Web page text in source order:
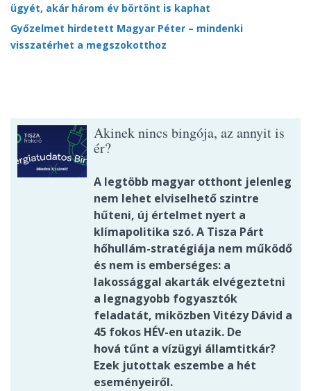
ügyét, akár három év börtönt is kaphat
Győzelmet hirdetett Magyar Péter – mindenki
visszatérhet a megszokotthoz
Akinek nincs bingója, az annyit is
ér?
A legtöbb magyar otthont jelenleg
nem lehet elviselhető szintre
hűteni, új értelmet nyert a
klímapolitika szó. A Tisza Párt
hőhullám-stratégiája nem működő
és nem is emberséges: a
lakossággal akarták elvégeztetni
a legnagyobb fogyasztók
feladatát, miközben Vitézy Dávid a
45 fokos HÉV-en utazik. De
hová tűnt a vízügyi államtitkár?
Ezek jutottak eszembe a hét
eseményeiről.